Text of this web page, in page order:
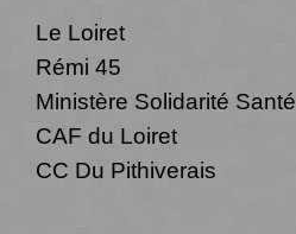
Le Loiret
Rémi 45
Ministère Solidarité Santé
CAF du Loiret
CC Du Pithiverais